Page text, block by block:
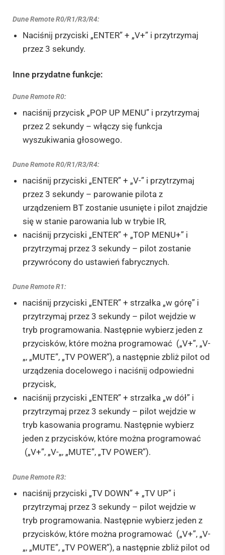
Dune Remote R0/R1/R3/R4:
Naciśnij przyciski „ENTER” + „V+” i przytrzymaj
przez 3 sekundy.
Inne przydatne funkcje:
Dune Remote R0:
naciśnij przycisk „POP UP MENU” i przytrzymaj
przez 2 sekundy – włączy się funkcja
wyszukiwania głosowego.
Dune Remote R0/R1/R3/R4:
naciśnij przyciski „ENTER” + „V-” i przytrzymaj
przez 3 sekundy – parowanie pilota z
urządzeniem BT zostanie usunięte i pilot znajdzie
się w stanie parowania lub w trybie IR,
naciśnij przyciski „ENTER” + „TOP MENU+” i
przytrzymaj przez 3 sekundy – pilot zostanie
przywrócony do ustawień fabrycznych.
Dune Remote R1:
naciśnij przyciski „ENTER” + strzałka „w górę” i
przytrzymaj przez 3 sekundy – pilot wejdzie w
tryb programowania. Następnie wybierz jeden z
przycisków, które można programować („V+”, „V-
„, „MUTE”, „TV POWER”), a następnie zbliż pilot od
urządzenia docelowego i naciśnij odpowiedni
przycisk,
naciśnij przyciski „ENTER” + strzałka „w dół” i
przytrzymaj przez 3 sekundy – pilot wejdzie w
tryb kasowania programu. Następnie wybierz
jeden z przycisków, które można programować
(„V+”, „V-„, „MUTE”, „TV POWER”).
Dune Remote R3:
naciśnij przyciski „TV DOWN” + „TV UP” i
przytrzymaj przez 3 sekundy – pilot wejdzie w
tryb programowania. Następnie wybierz jeden z
przycisków, które można programować („V+”, „V-
„, „MUTE”, „TV POWER”), a następnie zbliż pilot od